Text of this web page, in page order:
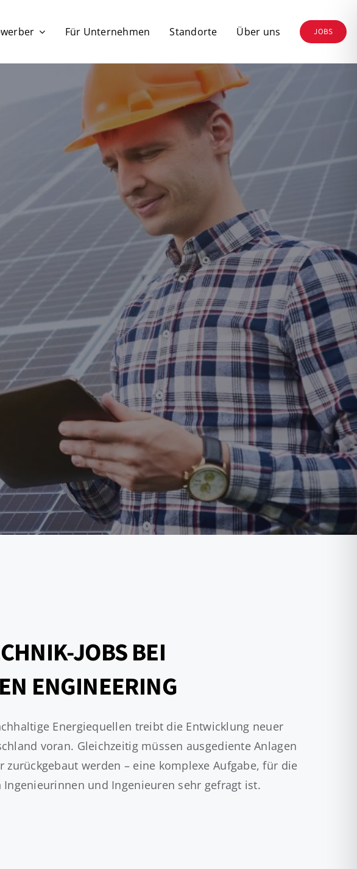
Für Unternehmen Standorte Über uns JOBS
JOBS BEI
ENGINEERING
Energiequellen treibt die Entwicklung neuer
voran. Gleichzeitig müssen ausgediente Anlagen
zurückgebaut werden – eine komplexe Aufgabe, für die
Ingenieurinnen und Ingenieuren sehr gefragt ist.